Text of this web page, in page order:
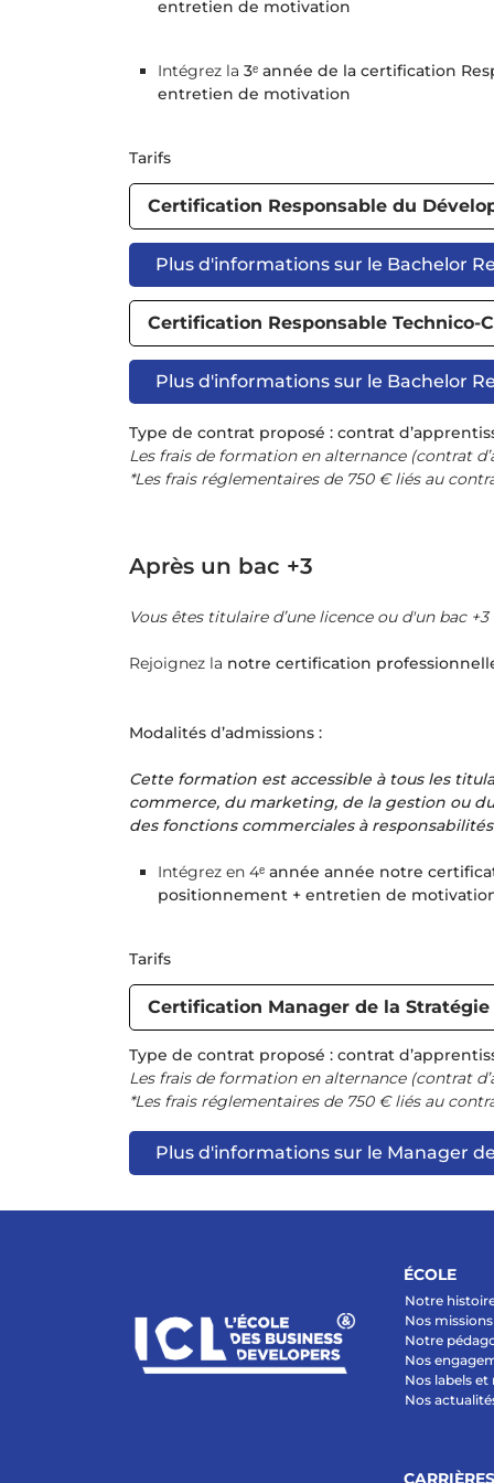
entretien de motivation
Intégrez la3ᵉ année de la certification
entretien de motivation
Tarifs
Certification Responsable du
Plus d'informations sur le Bachelor
Certification Responsable Technico-
Plus d'informations sur le Bachelor
Type de contrat proposé : contrat
Les frais de formation en alternance (contrat
*Les frais réglementaires de 750 € liés au
Après un bac +3
Vous êtes titulaire d’une licence ou d'un bac
Rejoignez la notre certification
Modalités d’admissions :
Cette formation est accessible à tous les
commerce, du marketing, de la gestion ou
des fonctions commerciales à responsabilités
Intégrez en 4ᵉ année année notre
positionnement + entretien de
Tarifs
Certification Manager de la
Type de contrat proposé : contrat
Les frais de formation en alternance (contrat
*Les frais réglementaires de 750 € liés au
Plus d'informations sur le Manager
ÉCOLE
Notre
Nos
Notre
Nos
Nos labels
Nos
CARRIÈRES